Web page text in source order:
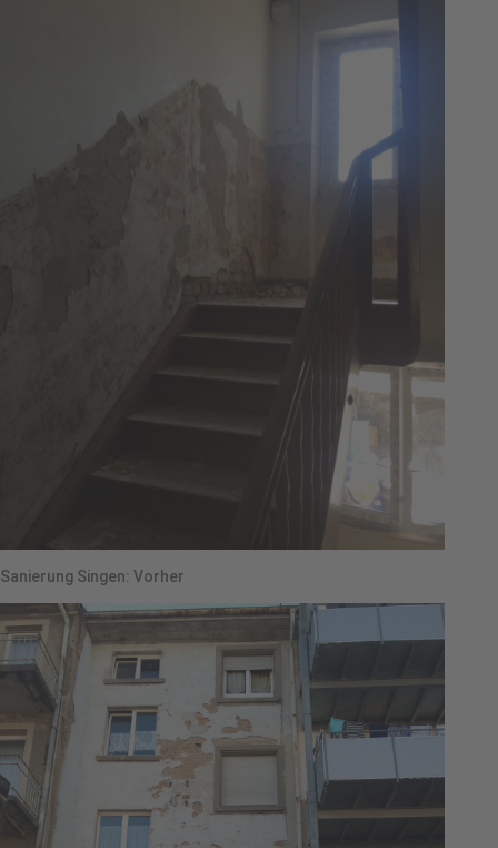
Sanierung Singen: Vorher